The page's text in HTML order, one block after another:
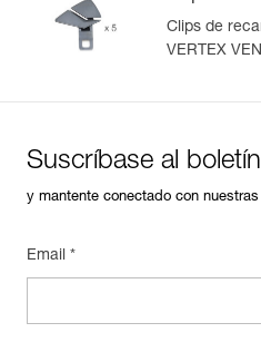
Clips de
VERTEX
Suscríbase al boletín
y mantente conectado con
Email *